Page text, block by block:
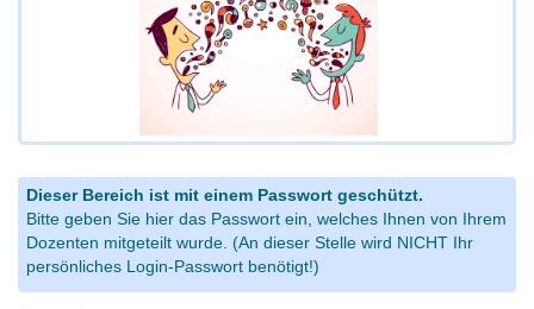
Dieser Bereich ist mit einem Passwort geschützt.
Bitte geben Sie hier das Passwort ein, welches Ihnen von Ihrem
Dozenten mitgeteilt wurde. (An dieser Stelle wird NICHT Ihr
persönliches Login-Passwort benötigt!)